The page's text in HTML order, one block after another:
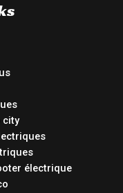
city
électrique